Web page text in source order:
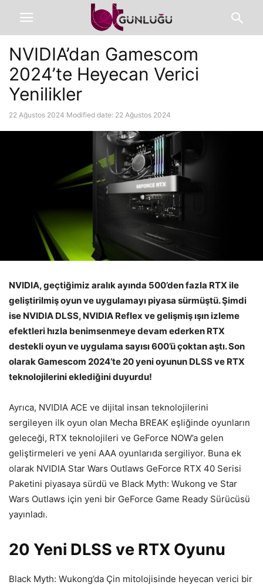
NVIDIA’dan Gamescom
2024’te Heyecan Verici
Yenilikler
22 Ağustos 2024 Modified date: 22 Ağustos 2024
NVIDIA, geçtiğimiz aralık ayında 500’den fazla RTX ile
geliştirilmiş oyun ve uygulamayı piyasa sürmüştü. Şimdi
ise NVIDIA DLSS, NVIDIA Reflex ve gelişmiş ışın izleme
efektleri hızla benimsenmeye devam ederken RTX
destekli oyun ve uygulama sayısı 600’ü çoktan aştı. Son
olarak Gamescom 2024’te 20 yeni oyunun DLSS ve RTX
teknolojilerini eklediğini duyurdu!
Ayrıca, NVIDIA ACE ve dijital insan teknolojilerini
sergileyen ilk oyun olan Mecha BREAK eşliğinde oyunların
geleceği, RTX teknolojileri ve GeForce NOW’a gelen
geliştirmeleri ve yeni AAA oyunlarıda sergiliyor. Buna ek
olarak NVIDIA Star Wars Outlaws GeForce RTX 40 Serisi
Paketini piyasaya sürdü ve Black Myth: Wukong ve Star
Wars Outlaws için yeni bir GeForce Game Ready Sürücüsü
yayınladı.
20 Yeni DLSS ve RTX Oyunu
Black Myth: Wukong’da Çin mitolojisinde heyecan verici bir